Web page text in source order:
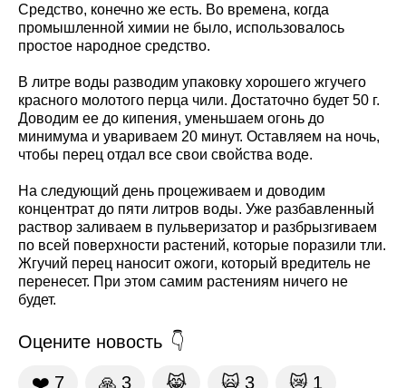
Средство, конечно же есть. Во времена, когда
промышленной химии не было, использовалось
простое народное средство.
В литре воды разводим упаковку хорошего жгучего
красного молотого перца чили. Достаточно будет 50 г.
Доводим ее до кипения, уменьшаем огонь до
минимума и увариваем 20 минут. Оставляем на ночь,
чтобы перец отдал все свои свойства воде.
На следующий день процеживаем и доводим
концентрат до пяти литров воды. Уже разбавленный
раствор заливаем в пульверизатор и разбрызгиваем
по всей поверхности растений, которые поразили тли.
Жгучий перец наносит ожоги, который вредитель не
перенесет. При этом самим растениям ничего не
будет.
Оцените новость
❤️ 7 🙏 3 😹 🙀 3 😿 1